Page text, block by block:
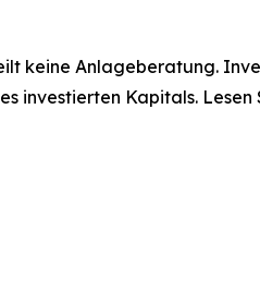
keine Anlageberatung.
investierten Kapitals.